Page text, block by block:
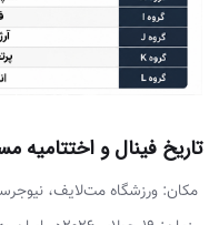
تاریخ فینال و اختتامیه
مکان: ورزشگاه مت‌لایف،